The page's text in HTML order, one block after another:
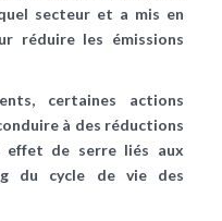
secteur et a mis en
réduire les émissions
certaines actions
à des réductions
effet de serre liés aux
du cycle de vie des